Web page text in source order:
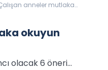
anneler mutlaka
okuyun
olacak 6 öneri…